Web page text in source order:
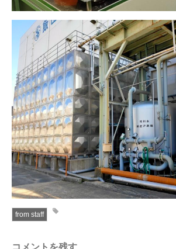
from staff
コメントを残す